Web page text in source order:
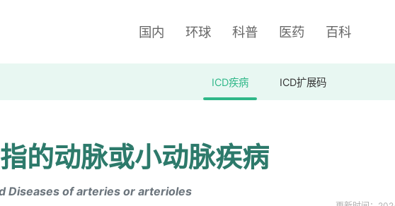
国内 环球 科普 医药 百科
ICD疾病 ICD扩展码
的动脉或小动脉疾病
Diseases of arteries or arterioles